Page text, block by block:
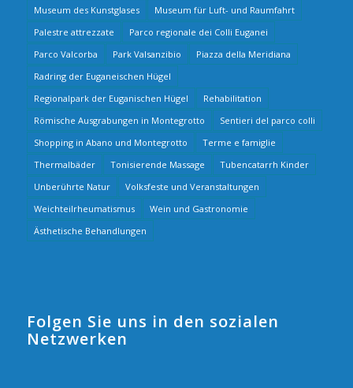
Museum des Kunstglases
Museum für Luft- und Raumfahrt
Palestre attrezzate
Parco regionale dei Colli Euganei
Parco Valcorba
Park Valsanzibio
Piazza della Meridiana
Radring der Euganeischen Hügel
Regionalpark der Euganischen Hügel
Rehabilitation
Römische Ausgrabungen in Montegrotto
Sentieri del parco colli
Shopping in Abano und Montegrotto
Terme e famiglie
Thermalbäder
Tonisierende Massage
Tubencatarrh Kinder
Unberührte Natur
Volksfeste und Veranstaltungen
Weichteilrheumatismus
Wein und Gastronomie
Ästhetische Behandlungen
Folgen Sie uns in den sozialen
Netzwerken